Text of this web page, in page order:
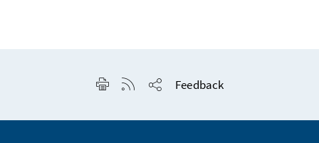
Seite drucken
RSS-Feed anzeigen
Feedback